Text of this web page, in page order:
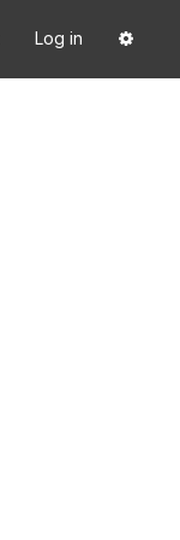
Log in